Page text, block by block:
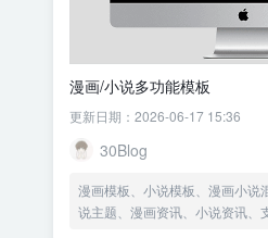
漫画/小说多功能模板
更新日期：2026-06-17 15:36
30Blog
漫画模板、小说模板、漫画小说
说主题、漫画资讯、小说资讯、